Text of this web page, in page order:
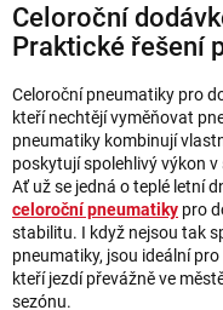
Celoroční
Praktické řešení
Celoroční pneumatiky pro
kteří nechtějí vyměňovat
pneumatiky kombinují
poskytují spolehlivý výkon
Ať už se jedná o teplé letní
celoroční pneumatiky pro
stabilitu. I když nejsou tak
pneumatiky, jsou ideální
kteří jezdí převážně ve
sezónu.